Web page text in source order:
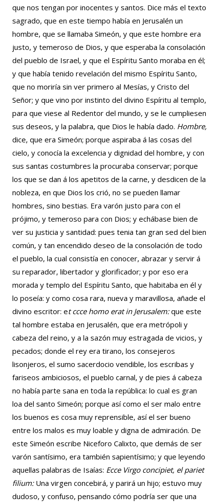
que nos tengan por inocentes y santos. Dice más el texto
sagrado, que en este tiempo había en Jerusalén un
hombre, que se llamaba Simeón, y que este hombre era
justo, y temeroso de Dios, y que esperaba la consolación
del pueblo de Israel, y que el Espíritu Santo moraba en él;
y que había tenido revelación del mismo Espíritu Santo,
que no moriría sin ver primero al Mesías, y Cristo del
Señor; y que vino por instinto del divino Espíritu al templo,
para que viese al Redentor del mundo, y se le cumpliesen
sus deseos, y la palabra, que Dios le había dado. Hombre,
dice, que era Simeón; porque aspiraba á las cosas del
cielo, y conocía la excelencia y dignidad del hombre, y con
sus santas costumbres la procuraba conservar; porque
los que se dan á los apetitos de la carne, y desdicen de la
nobleza, en que Dios los crió, no se pueden llamar
hombres, sino bestias. Era varón justo para con el
prójimo, y temeroso para con Dios; y echábase bien de
ver su justicia y santidad: pues tenia tan gran sed del bien
común, y tan encendido deseo de la consolación de todo
el pueblo, la cual consistía en conocer, abrazar y servir á
su reparador, libertador y glorificador; y por eso era
morada y templo del Espíritu Santo, que habitaba en él y
lo poseía: y como cosa rara, nueva y maravillosa, añade el
divino escritor: et ccce homo erat in Jerusalem:que este
tal hombre estaba en Jerusalén, que era metrópoli y
cabeza del reino, y a la sazón muy estragada de vicios, y
pecados; donde el rey era tirano, los consejeros
lisonjeros, el sumo sacerdocio vendible, los escribas y
fariseos ambiciosos, el pueblo carnal, y de pies á cabeza
no había parte sana en toda la república: lo cual es gran
loa del santo Simeón; porque así como el ser malo entre
los buenos es cosa muy reprensible, así el ser bueno
entre los malos es muy loable y digna de admiración. De
este Simeón escribe Niceforo Calixto, que demás de ser
varón santísimo, era también sapientísimo; y que leyendo
aquellas palabras de Isaías: Ecce Virgo concipiet, el pariet
filium: Una virgen concebirá, y parirá un hijo; estuvo muy
dudoso, y confuso, pensando cómo podría ser que una